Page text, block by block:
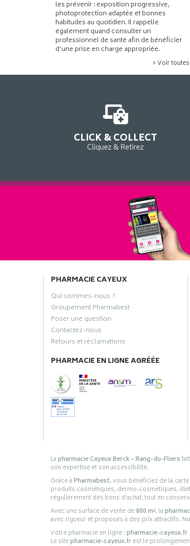
les prévenir : exposition progressive,
photoprotection adaptée et bonnes
habitudes au quotidien. Il rappelle
également quand consulter un
professionnel de santé afin de bénéficier
d’une prise en charge appropriée.
> Voir
CLICK & COLLECT
Cliquez & Retirez
PHARMACIE CAYEUX
Qui sommes-nous ?
Groupement Pharmabest
Poser une question
Contactez-nous
Retours et réclamations
PHARMACIE EN LIGNE AGRÉÉE
Lapharmacie Cayeux Berck – Rang-du-Fliers
son expertise et son accessibilité.
Grâce àPharmabest, vous bénéficiez de la
produits cosmétiques, dermo-cosmétiques,
régulièrement des bons d’achat, tout en
Avec une surface de vente de800 m², la
avec rigueur et proposés à des prix attractifs.
Votre pharmacie en ligne :pharmacie-cayeux.fr
Le sitepharmacie-cayeux.frest le